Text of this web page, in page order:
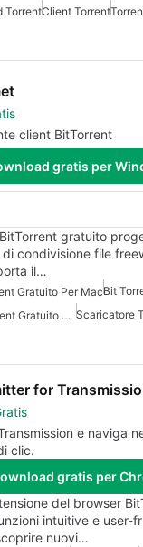
TorrentClient Torrent
client BitTorrent
gratis per
gratuito
condivisione file
il…
Gratuito Per MacBit
Download Manager Torrent Gratuito Per Mac Scaricatore
for
e naviga
clic.
gratis per
del browser
intuitive e user-
nuovi…